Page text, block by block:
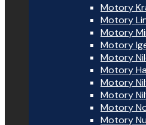
Motory
Motory
Motory
Motory
Motory
Motory
Motory
Motory
Motory
Motory